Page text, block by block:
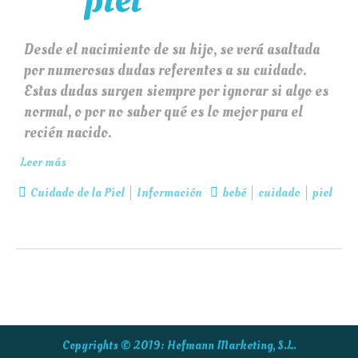
Desde el nacimiento de su hijo, se verá asaltada
por numerosas dudas referentes a su cuidado.
Estas dudas surgen siempre por ignorar si algo es
normal, o por no saber qué es lo mejor para el
recién nacido.
Leer más
Cuidado de la Piel Información bebé cuidado piel
Copyrights © 2019: Hofmann Marketing, S.L.